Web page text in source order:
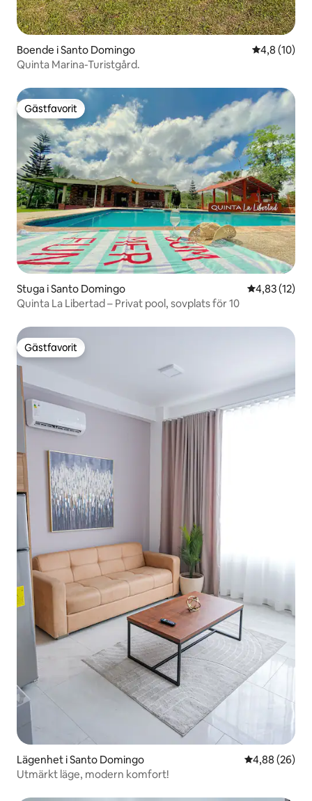
Boende i Santo Domingo 4,8 av 5 i
4,8 (10)
Quinta Marina-Turistgård.
Gästfavorit
Gästfavorit
Stuga i Santo Domingo 4,83 av 5 i
4,83 (12)
Quinta La Libertad – Privat pool, sovplats för 10
Gästfavorit
Gästfavorit
Lägenhet i Santo Domingo 4,88 av 5 i
4,88 (26)
Utmärkt läge, modern komfort!